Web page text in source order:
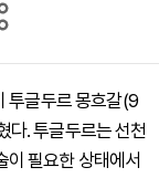
투글두르 몽흐갈(9
다. 투글두르는 선천
이 필요한 상태에서